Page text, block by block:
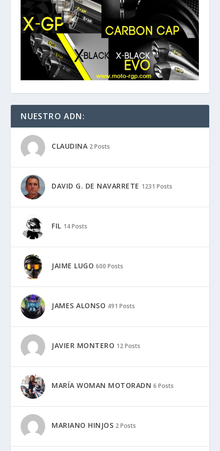
NUESTRO ADN:
CLAUDINA 2 Posts
DAVID G. DE NAVARRETE 1231 Posts
FIL 14 Posts
JAIME LUGO 600 Posts
JAMES ALONSO 491 Posts
JAVIER MONTERO 12 Posts
MARÍA WOMAN MOTORADN 6 Posts
MARIANO HINJOS 2 Posts